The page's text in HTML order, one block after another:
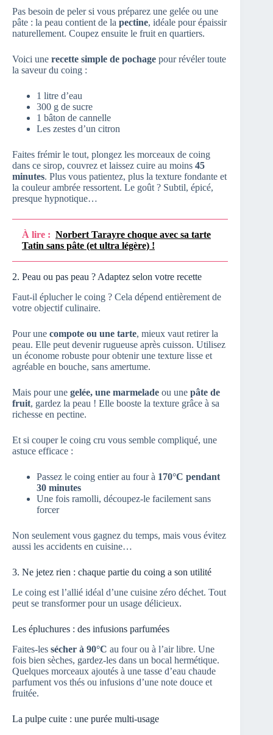
Pas besoin de peler si vous préparez une gelée ou une
pâte : la peau contient de la pectine, idéale pour épaissir
naturellement. Coupez ensuite le fruit en quartiers.
Voici une recette simple de pochage pour révéler toute
la saveur du coing :
1 litre d’eau
300 g de sucre
1 bâton de cannelle
Les zestes d’un citron
Faites frémir le tout, plongez les morceaux de coing
dans ce sirop, couvrez et laissez cuire au moins 45
minutes. Plus vous patientez, plus la texture fondante et
la couleur ambrée ressortent. Le goût ? Subtil, épicé,
presque hypnotique…
À lire : Norbert Tarayre choque avec sa tarte
Tatin sans pâte (et ultra légère) !
2. Peau ou pas peau ? Adaptez selon votre recette
Faut-il éplucher le coing ? Cela dépend entièrement de
votre objectif culinaire.
Pour une compote ou une tarte, mieux vaut retirer la
peau. Elle peut devenir rugueuse après cuisson. Utilisez
un économe robuste pour obtenir une texture lisse et
agréable en bouche, sans amertume.
Mais pour une gelée, une marmelade ou une pâte de
fruit, gardez la peau ! Elle booste la texture grâce à sa
richesse en pectine.
Et si couper le coing cru vous semble compliqué, une
astuce efficace :
Passez le coing entier au four à 170°C pendant
30 minutes
Une fois ramolli, découpez-le facilement sans
forcer
Non seulement vous gagnez du temps, mais vous évitez
aussi les accidents en cuisine…
3. Ne jetez rien : chaque partie du coing a son utilité
Le coing est l’allié idéal d’une cuisine zéro déchet. Tout
peut se transformer pour un usage délicieux.
Les épluchures : des infusions parfumées
Faites-les sécher à 90°C au four ou à l’air libre. Une
fois bien sèches, gardez-les dans un bocal hermétique.
Quelques morceaux ajoutés à une tasse d’eau chaude
parfument vos thés ou infusions d’une note douce et
fruitée.
La pulpe cuite : une purée multi-usage